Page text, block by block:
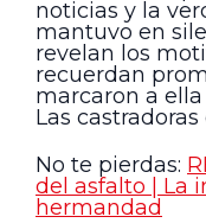
noticias y la
mantuvo en
revelan los
recuerdan
marcaron a
Las castradoras
No te pierdas:
del asfalto | La
hermandad